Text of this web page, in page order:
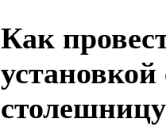
Как